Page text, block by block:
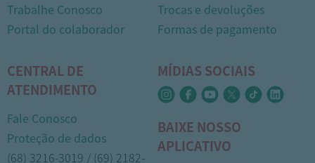
1
Trabalhe Conosco
Portal do colaborador
Trocas e devoluções
Formas de pagamento
CENTRAL DE
ATENDIMENTO
Fale Conosco
Proteção de dados
(68) 3216-3019 / (69) 2182-
MÍDIAS SOCIAIS
BAIXE NOSSO
APLICATIVO